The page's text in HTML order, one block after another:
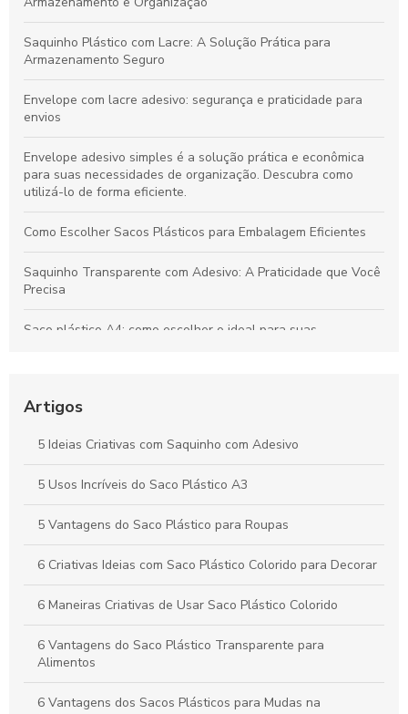
Saquinho Plástico com Lacre: A Solução Prática para
Armazenamento Seguro
Envelope com lacre adesivo: segurança e praticidade para
envios
Envelope adesivo simples é a solução prática e econômica
para suas necessidades de organização. Descubra como
utilizá-lo de forma eficiente.
Como Escolher Sacos Plásticos para Embalagem Eficientes
Saquinho Transparente com Adesivo: A Praticidade que Você
Precisa
Saco plástico A4: como escolher o ideal para suas
corretamente
Vantagens e Aplicações do Saco Polipropileno no Dia a Dia
Artigos
5 Ideias Criativas com Saquinho com Adesivo
5 Usos Incríveis do Saco Plástico A3
5 Vantagens do Saco Plástico para Roupas
6 Criativas Ideias com Saco Plástico Colorido para Decorar
6 Maneiras Criativas de Usar Saco Plástico Colorido
6 Vantagens do Saco Plástico Transparente para
Alimentos
6 Vantagens dos Sacos Plásticos para Mudas na